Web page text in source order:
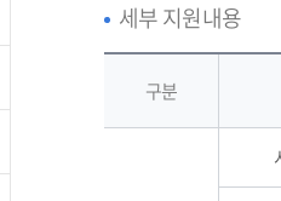
세부 지원내용
구분